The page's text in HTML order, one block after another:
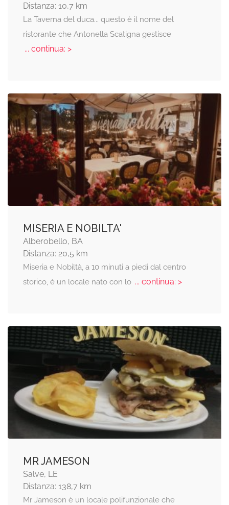
Distanza: 10,7 km
La Taverna del duca... questo è il nome del
ristorante che Antonella Scatigna gestisce
... continua: >
MISERIA E NOBILTA'
Alberobello, BA
Distanza: 20,5 km
Miseria e Nobiltà, a 10 minuti a piedi dal centro
storico, è un locale nato con lo... continua: >
MR JAMESON
Salve, LE
Distanza: 138,7 km
Mr Jameson è un locale polifunzionale che